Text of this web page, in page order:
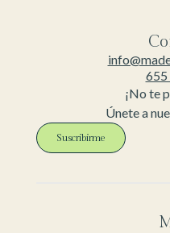
655
¡No te
Únete a
Suscribirme